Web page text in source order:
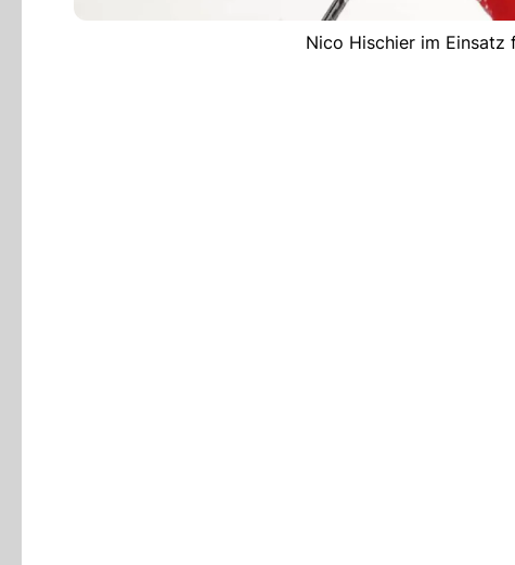
Nico Hischier im Einsatz